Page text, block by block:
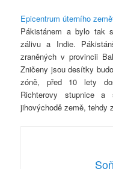
Epicentrum úterního
Pákistánem a bylo tak
zálivu a Indie.
zraněných v provincii
Zničeny jsou desítky
zóně, před 10 lety
Richterovy stupnice
jihovýchodě země, tehdy